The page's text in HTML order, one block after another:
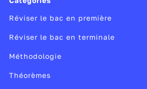
Réviser le bac en première
Réviser le bac en terminale
Méthodologie
Théorèmes